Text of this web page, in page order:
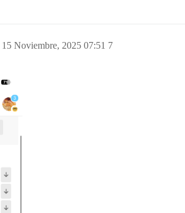
15 Noviembre, 2025 07:51 7